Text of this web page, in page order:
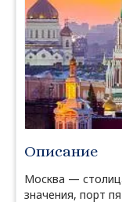
Описание
Москва —
значения, порт